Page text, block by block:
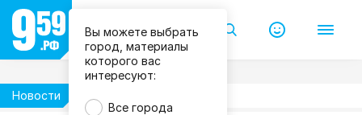
Вы можете выбрать
город, материалы
которого вас
интересуют:
Все города
Новости